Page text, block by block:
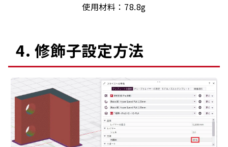
使用材料：78.8g
4. 修飾子設定方法